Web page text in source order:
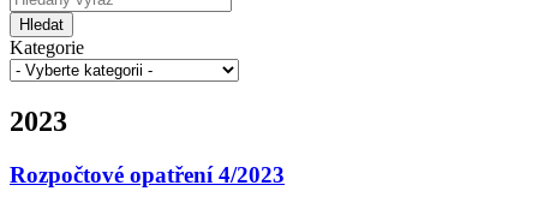
Hledat
Kategorie
2023
Rozpočtové opatření 4/2023